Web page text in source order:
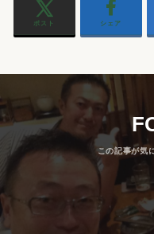
ポスト シェア